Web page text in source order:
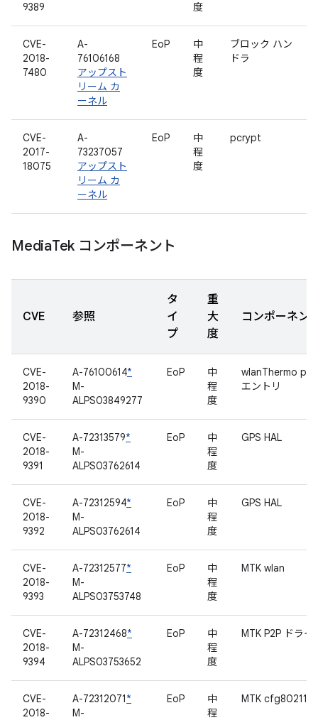
9389
度
CVE-
2018-
7480
A-
76106168
アップスト
リーム カ
ーネル
EoP
中
程
度
ブロック ハン
ドラ
CVE-
2017-
18075
A-
73237057
アップスト
リーム カ
ーネル
EoP
中
程
度
pcrypt
MediaTek コンポーネント
CVE 参照
タ
イ
プ
重
大
度
コンポーネン
CVE-
2018-
9390
A-76100614*
M-
ALPS03849277
EoP
中
程
度
wlanThermo
エントリ
CVE-
2018-
9391
A-72313579*
M-
ALPS03762614
EoP
中
程
度
GPS HAL
CVE-
2018-
9392
A-72312594*
M-
ALPS03762614
EoP
中
程
度
GPS HAL
CVE-
2018-
9393
A-72312577*
M-
ALPS03753748
EoP
中
程
度
MTK wlan
CVE-
2018-
9394
A-72312468*
M-
ALPS03753652
EoP
中
程
度
MTK P2P ドライ
CVE-
2018-
A-72312071*
M-
EoP
中
程
MTK cfg80211